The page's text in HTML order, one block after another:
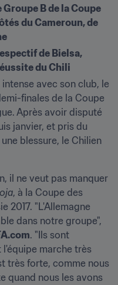
Groupe B de la Coupe
du Cameroun, de
de Bielsa,
du Chili
avec son club, le
finales de la Coupe
Après avoir disputé
janvier, et pris du
blessure, le Chilien
il ne veut pas manquer
, à la Coupe des
2017. "L'Allemagne
dans notre groupe",
. "Ils sont
marche très
très forte, comme nous
quand nous les avons